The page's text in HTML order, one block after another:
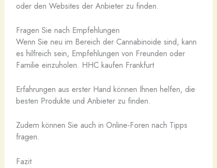
oder den Websites der Anbieter zu finden.
Fragen Sie nach Empfehlungen
Wenn Sie neu im Bereich der Cannabinoide sind, kann
es hilfreich sein, Empfehlungen von Freunden oder
Familie einzuholen. HHC kaufen Frankfurt
Erfahrungen aus erster Hand können Ihnen helfen, die
besten Produkte und Anbieter zu finden.
Zudem können Sie auch in Online-Foren nach Tipps
fragen.
Fazit